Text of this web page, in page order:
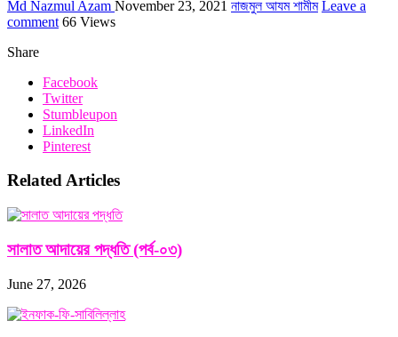
Md Nazmul Azam November 23, 2021 নাজমুল আযম শামীম Leave a
comment 66 Views
Share
Facebook
Twitter
Stumbleupon
LinkedIn
Pinterest
Related Articles
সালাত আদায়ের পদ্ধতি (পর্ব-০৩)
June 27, 2026